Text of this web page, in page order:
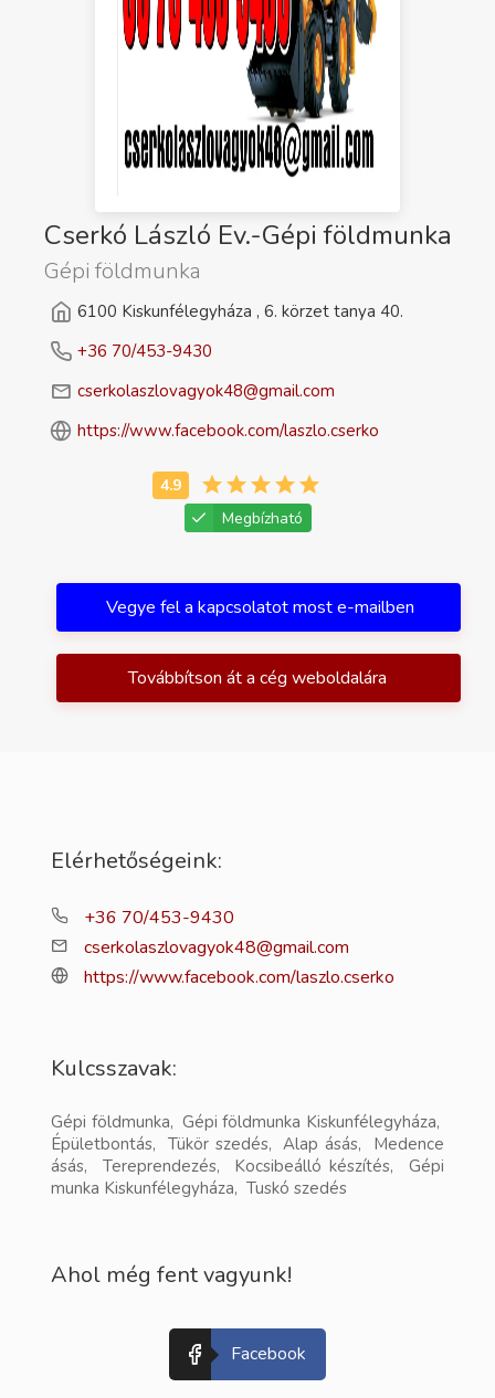
Cserkó László Ev.-Gépi földmunka
Gépi földmunka
6100 Kiskunfélegyháza , 6. körzet tanya 40.
+36 70/453-9430
cserkolaszlovagyok48@gmail.com
https://www.facebook.com/laszlo.cserko
Megbízható
Vegye fel a kapcsolatot most e-mailben
Továbbítson át a cég weboldalára
Elérhetőségeink:
+36 70/453-9430
cserkolaszlovagyok48@gmail.com
https://www.facebook.com/laszlo.cserko
Kulcsszavak:
Gépi földmunka, Gépi földmunka Kiskunfélegyháza,
Épületbontás, Tükör szedés, Alap ásás, Medence
ásás, Tereprendezés, Kocsibeálló készítés, Gépi
munka Kiskunfélegyháza, Tuskó szedés
Ahol még fent vagyunk!
Facebook